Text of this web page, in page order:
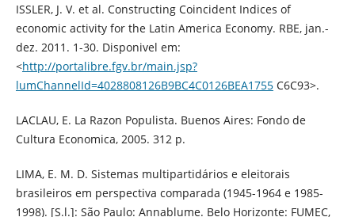
ISSLER, J. V. et al. Constructing Coincident Indices of
economic activity for the Latin America Economy. RBE, jan.-
dez. 2011. 1-30. Disponivel em:
<http://portalibre.fgv.br/main.jsp?
lumChannelId=4028808126B9BC4C0126BEA1755C6C93>.
LACLAU, E. La Razon Populista. Buenos Aires: Fondo de
Cultura Economica, 2005. 312 p.
LIMA, E. M. D. Sistemas multipartidários e eleitorais
brasileiros em perspectiva comparada (1945-1964 e 1985-
1998). [S.l.]: São Paulo: Annablume. Belo Horizonte: FUMEC,